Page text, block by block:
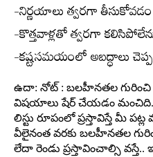
-నిర్ణయాలు త్వరగా తీసుకోవడం
-కొత్తవాళ్లతో త్వరగా
-కష్టసమయంలో అబద్ధాలు
ఉదా: నోట్ : బలహీనతల గురించి
విషయాలు షేర్ చేయడం మంచిది.
లిస్టు రూపంలో ప్రస్తావిస్తే మీ
వీలైనంత వరకు బలహీనతల
లేదా రెండు ప్రస్తావించాల్సి